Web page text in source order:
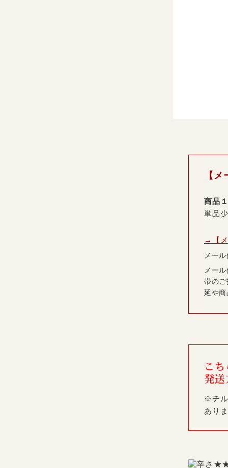
【
商品
単品
→【
メー
メー
帯の
延や
こ
発
※チル
あり